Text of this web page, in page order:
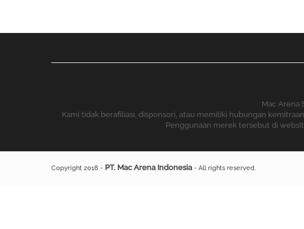
Mac Arena
Kami tidak berafiliasi, disponsori, atau memiliki hubungan
Penggunaan merek tersebut di
Copyright 2018 - PT. Mac Arena Indonesia- All rights reserved.